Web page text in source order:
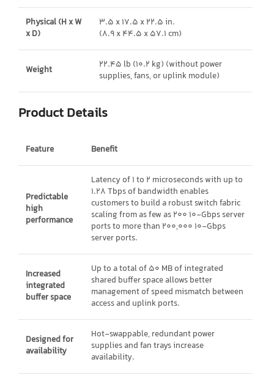
Physical (H x W
x D)
3.5 x 17.5 x 22.5 in.
(8.9 x 44.5 x 57.1 cm)
Weight
22.45 lb (10.2 kg) (without power
supplies, fans, or uplink module)
Product Details
Feature Benefit
Predictable
high
performance
Latency of 1 to 2 microseconds with up to
1.28 Tbps of bandwidth enables
customers to build a robust switch fabric
scaling from as few as 200 10-Gbps server
ports to more than 200,000 10-Gbps
server ports.
Increased
integrated
buffer space
Up to a total of 50 MB of integrated
shared buffer space allows better
management of speed mismatch between
access and uplink ports.
Designed for
availability
Hot-swappable, redundant power
supplies and fan trays increase
availability.